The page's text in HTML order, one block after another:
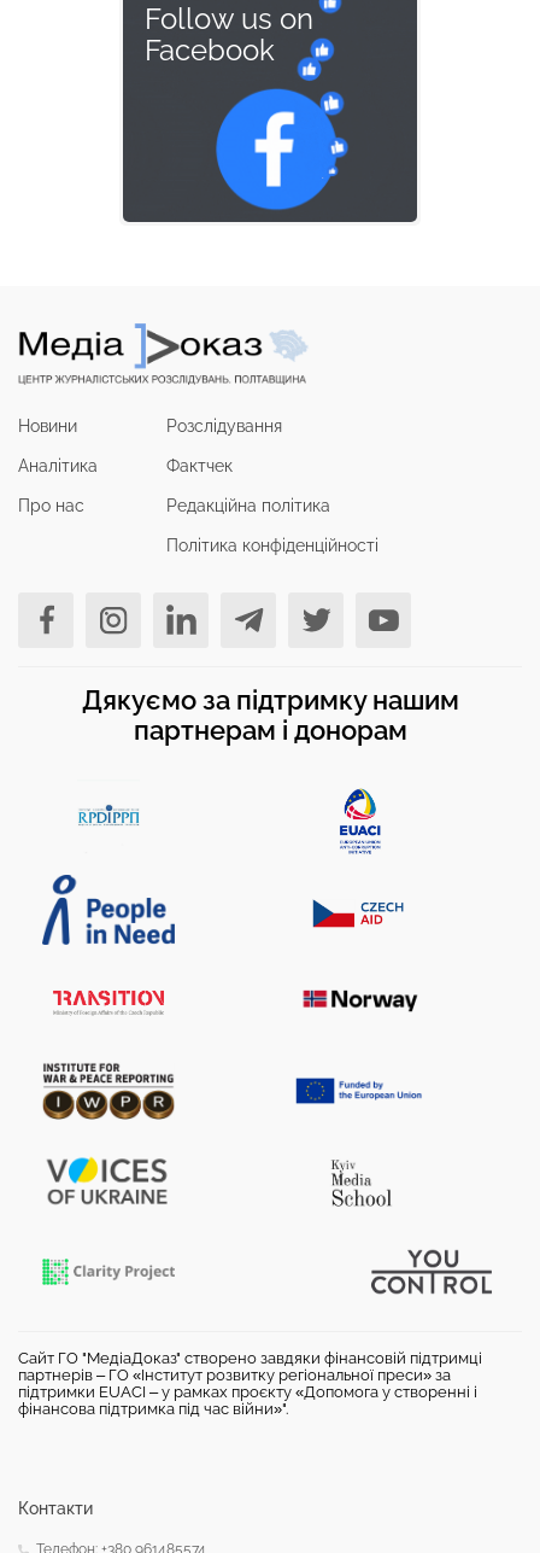
Follow us on
Facebook
Новини
Аналітика
Про нас
Розслідування
Фактчек
Редакційна політика
Політика конфіденційності
Дякуємо за підтримку нашим
партнерам і донорам
Сайт ГО "МедіаДоказ" створено завдяки фінансовій підтримці
партнерів – ГО «Інститут розвитку регіональної преси» за
підтримки EUACI – у рамках проєкту «Допомога у створенні і
фінансова підтримка під час війни»".
Контакти
Телефон: +380 961485574